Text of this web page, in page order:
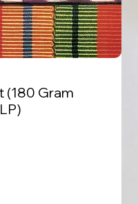
(180 Gram